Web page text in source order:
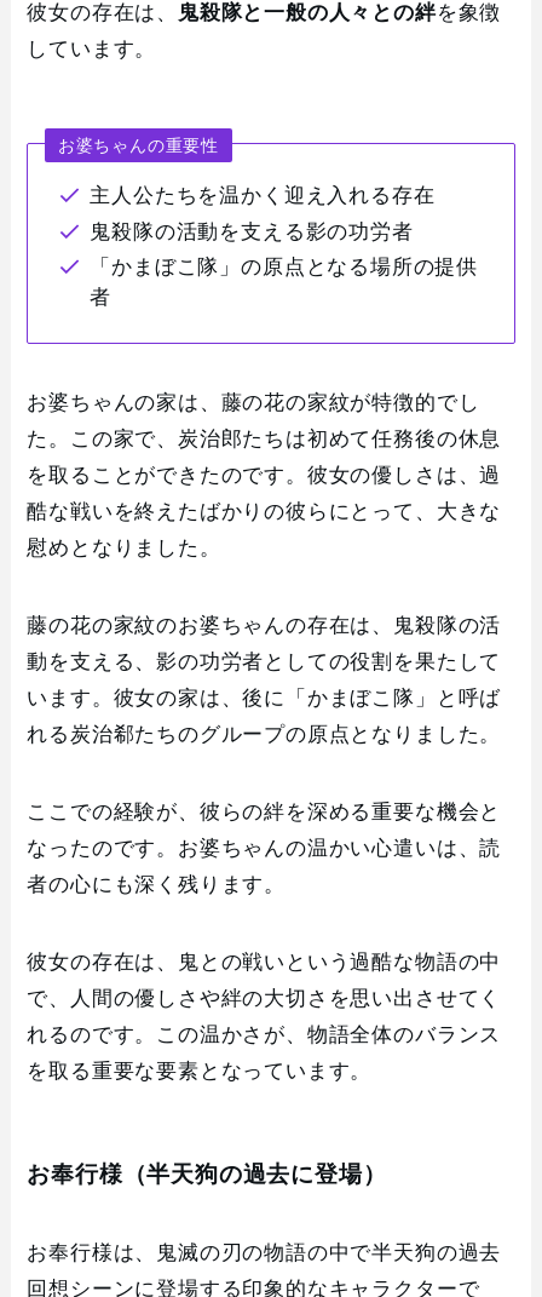
彼女の存在は、 鬼殺隊と一般の人々との絆を象徴
しています。
お婆ちゃんの重要性
主人公たちを温かく迎え入れる存在
鬼殺隊の活動を支える影の功労者
「かまぼこ隊」の原点となる場所の提供
者
お婆ちゃんの家は、藤の花の家紋が特徴的でし
た。この家で、炭治郎たちは初めて任務後の休息
を取ることができたのです。彼女の優しさは、過
酷な戦いを終えたばかりの彼らにとって、大きな
慰めとなりました。
藤の花の家紋のお婆ちゃんの存在は、鬼殺隊の活
動を支える、影の功労者としての役割を果たして
います。彼女の家は、後に「かまぼこ隊」と呼ば
れる炭治郗たちのグループの原点となりました。
ここでの経験が、彼らの絆を深める重要な機会と
なったのです。お婆ちゃんの温かい心遣いは、読
者の心にも深く残ります。
彼女の存在は、鬼との戦いという過酷な物語の中
で、人間の優しさや絆の大切さを思い出させてく
れるのです。この温かさが、物語全体のバランス
を取る重要な要素となっています。
お奉行様（半天狗の過去に登場）
お奉行様は、鬼滅の刃の物語の中で半天狗の過去
回想シーンに登場する印象的なキャラクターで